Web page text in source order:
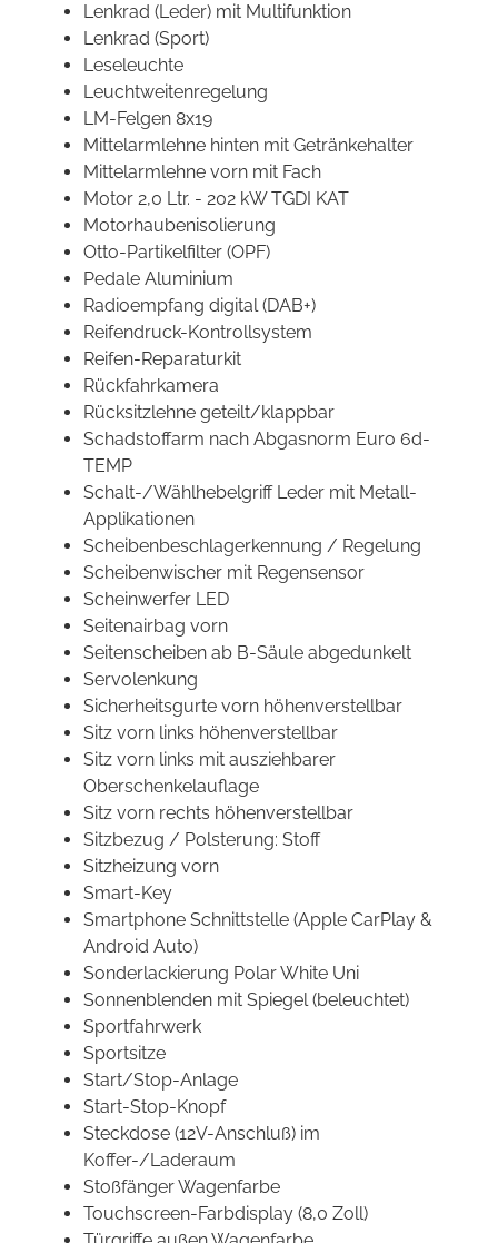
Lenkrad (Leder) mit Multifunktion
Lenkrad (Sport)
Leseleuchte
Leuchtweitenregelung
LM-Felgen 8x19
Mittelarmlehne hinten mit Getränkehalter
Mittelarmlehne vorn mit Fach
Motor 2,0 Ltr. - 202 kW TGDI KAT
Motorhaubenisolierung
Otto-Partikelfilter (OPF)
Pedale Aluminium
Radioempfang digital (DAB+)
Reifendruck-Kontrollsystem
Reifen-Reparaturkit
Rückfahrkamera
Rücksitzlehne geteilt/klappbar
Schadstoffarm nach Abgasnorm Euro 6d-
TEMP
Schalt-/Wählhebelgriff Leder mit Metall-
Applikationen
Scheibenbeschlagerkennung / Regelung
Scheibenwischer mit Regensensor
Scheinwerfer LED
Seitenairbag vorn
Seitenscheiben ab B-Säule abgedunkelt
Servolenkung
Sicherheitsgurte vorn höhenverstellbar
Sitz vorn links höhenverstellbar
Sitz vorn links mit ausziehbarer
Oberschenkelauflage
Sitz vorn rechts höhenverstellbar
Sitzbezug / Polsterung: Stoff
Sitzheizung vorn
Smart-Key
Smartphone Schnittstelle (Apple CarPlay &
Android Auto)
Sonderlackierung Polar White Uni
Sonnenblenden mit Spiegel (beleuchtet)
Sportfahrwerk
Sportsitze
Start/Stop-Anlage
Start-Stop-Knopf
Steckdose (12V-Anschluß) im
Koffer-/Laderaum
Stoßfänger Wagenfarbe
Touchscreen-Farbdisplay (8,0 Zoll)